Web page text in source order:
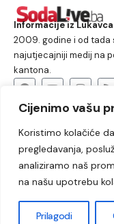
Cijenimo vašu
Koristimo kolačiće
pregledavanja,
analiziramo naš
na našu upotrebu
Prilagodi
Informacije iz
2009. godine i od tada
najutjecajniji medij na
kantona.
Lukavac Društvo
Kultura
Kolumne